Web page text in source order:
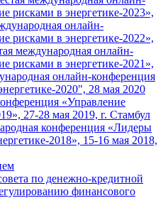
рисками в энергетике-2023»,
онлайн-
рисками в энергетике-2022»,
международная онлайн-
рисками в энергетике-2021»,
онлайн-конференция
2020", 28 мая 2020
«Управление
27-28 мая 2019, г. Стамбул
конференция «Лидеры
2018», 15-16 мая 2018,
по денежно-кредитной
финансового